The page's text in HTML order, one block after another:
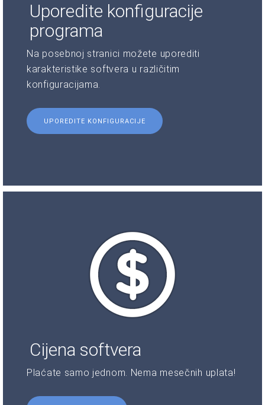
Uporedite konfiguracije
programa
Na posebnoj stranici možete uporediti
karakteristike softvera u različitim
konfiguracijama.
UPOREDITE KONFIGURACIJE
Cijena softvera
Plaćate samo jednom. Nema mesečnih uplata!